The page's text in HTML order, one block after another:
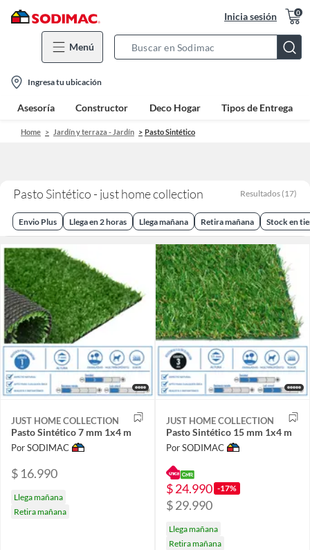
Inicia sesión 0
Menú
Bar
location-
icon
Ingresa tu ubicación
Asesoría Constructor Deco Hogar Tipos de Entrega
Home Jardín y terraza - Jardín Pasto Sintético
Pasto Sintético - just home collection Resultados (17)
Envio Plus Llega en 2 horas Llega mañana Retira mañana Stock en
JUST HOME COLLECTION
Pasto Sintético 7 mm 1x4 m
Por SODIMAC
$ 16.990
Llega mañana
Retira mañana
JUST HOME COLLECTION
Pasto Sintético 15 mm 1x4 m
Por SODIMAC
$ 24.990 -17%
$ 29.990
Llega mañana
Retira mañana